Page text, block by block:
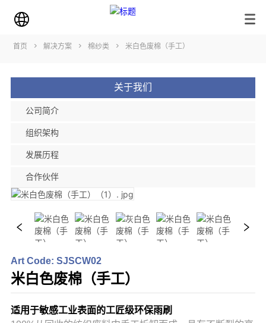
首页 > 解决方案 > 棉纱类 > 米白色废棉（手工）
关于我们
公司简介
组织架构
发展历程
合作伙伴
Art Code: SJSCW02
米白色废棉（手工）
适用于敏感工业表面的工匠级环保雨刷